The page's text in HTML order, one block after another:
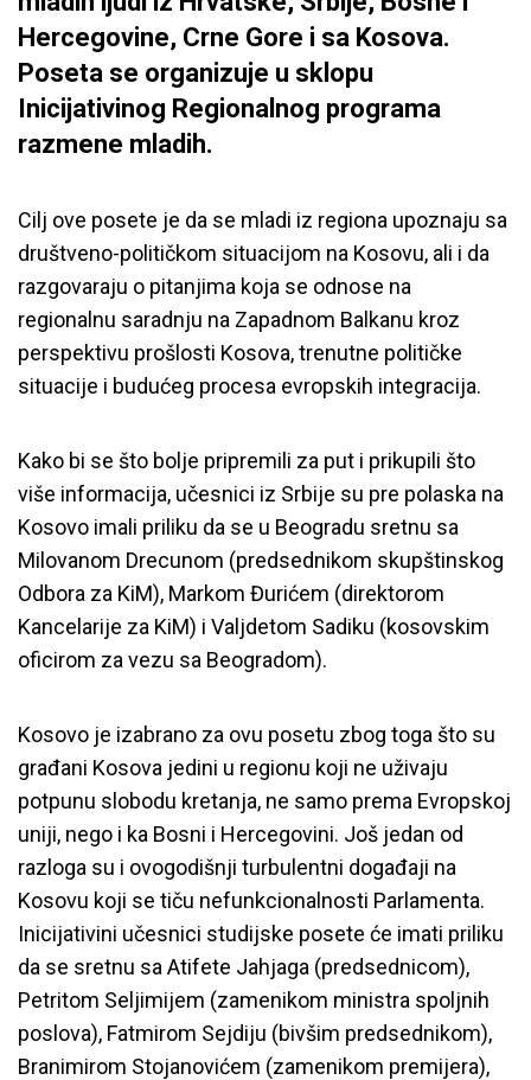
Hercegovine, Crne Gore i sa Kosova.
Poseta se organizuje u sklopu
Inicijativinog Regionalnog programa
razmene mladih.
Cilj ove posete je da se mladi iz regiona upoznaju sa
društveno-političkom situacijom na Kosovu, ali i da
razgovaraju o pitanjima koja se odnose na
regionalnu saradnju na Zapadnom Balkanu kroz
perspektivu prošlosti Kosova, trenutne političke
situacije i budućeg procesa evropskih integracija.
Kako bi se što bolje pripremili za put i prikupili što
više informacija, učesnici iz Srbije su pre polaska na
Kosovo imali priliku da se u Beogradu sretnu sa
Milovanom Drecunom (predsednikom skupštinskog
Odbora za KiM), Markom Đurićem (direktorom
Kancelarije za KiM) i Valjdetom Sadiku (kosovskim
oficirom za vezu sa Beogradom).
Kosovo je izabrano za ovu posetu zbog toga što su
građani Kosova jedini u regionu koji ne uživaju
potpunu slobodu kretanja, ne samo prema Evropskoj
uniji, nego i ka Bosni i Hercegovini. Još jedan od
razloga su i ovogodišnji turbulentni događaji na
Kosovu koji se tiču nefunkcionalnosti Parlamenta.
Inicijativini učesnici studijske posete će imati priliku
da se sretnu sa Atifete Jahjaga (predsednicom),
Petritom Seljimijem (zamenikom ministra spoljnih
poslova), Fatmirom Sejdiju (bivšim predsednikom),
Branimirom Stojanovićem (zamenikom premijera),